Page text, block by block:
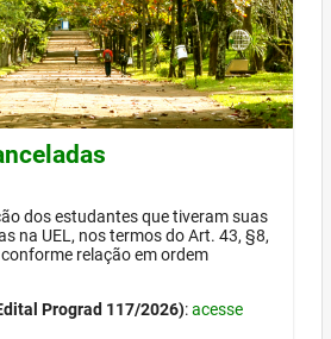
dos estudantes que tiveram suas
na UEL, nos termos do Art. 43, §8,
relação em ordem
Prograd 117/2026):acesse